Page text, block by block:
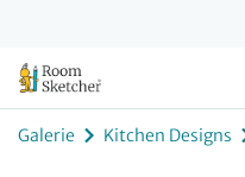
Galerie Kitchen Designs